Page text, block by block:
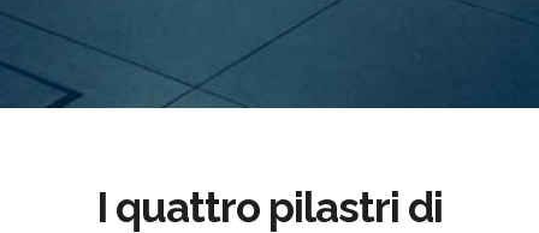
I quattro pilastri di